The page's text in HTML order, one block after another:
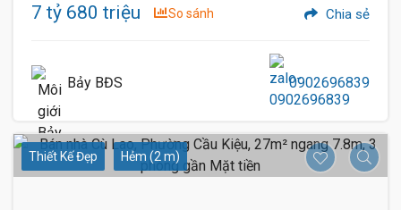
7 tỷ 680 triệu So sánh Chia sẻ
Bảy BĐS 0902696839
Thiết Kế Đẹp Hẻm (2 m)